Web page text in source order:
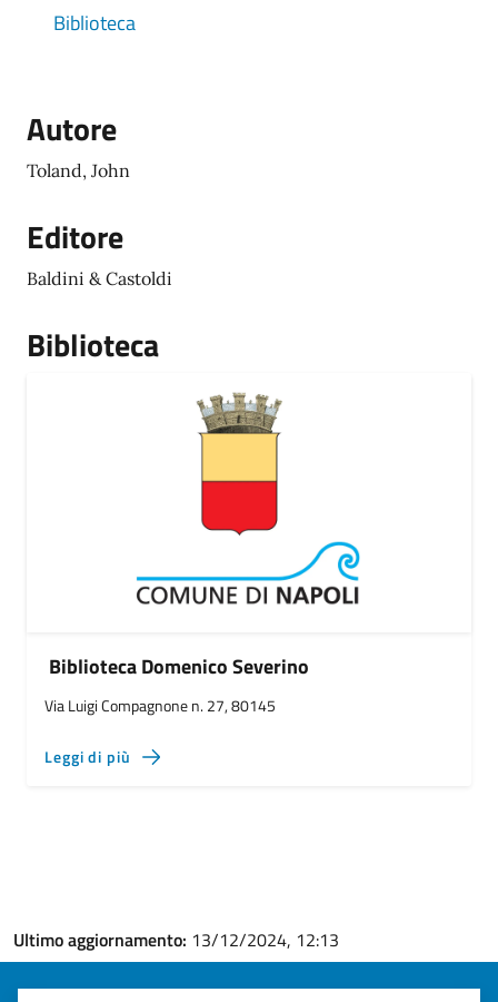
Biblioteca
Autore
Toland, John
Editore
Baldini & Castoldi
Biblioteca
Biblioteca Domenico Severino
Via Luigi Compagnone n. 27, 80145
Leggi di più
Ultimo aggiornamento: 13/12/2024, 12:13